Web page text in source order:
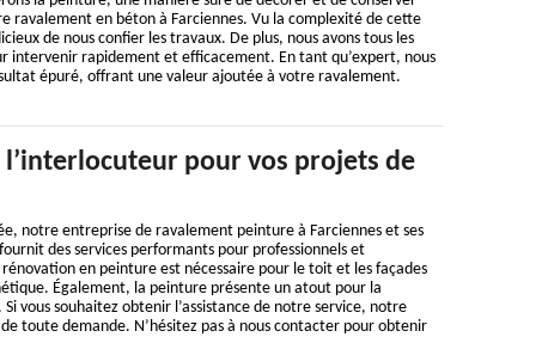
ravalement en béton à Farciennes. Vu la complexité de cette
de nous confier les travaux. De plus, nous avons tous les
intervenir rapidement et efficacement. En tant qu’expert, nous
épuré, offrant une valeur ajoutée à votre ravalement.
l’interlocuteur pour vos projets de
notre entreprise de ravalement peinture à Farciennes et ses
des services performants pour professionnels et
en peinture est nécessaire pour le toit et les façades
Également, la peinture présente un atout pour la
vous souhaitez obtenir l’assistance de notre service, notre
toute demande. N’hésitez pas à nous contacter pour obtenir